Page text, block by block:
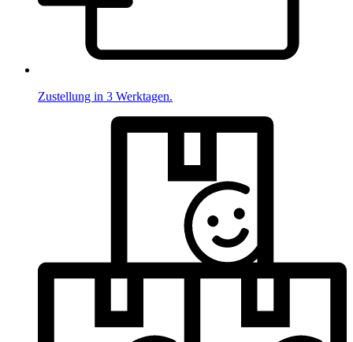
Zustellung in 3 Werktagen.